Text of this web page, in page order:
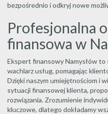
bezpośrednio i odkryj nowe
Profesjonalna
finansowa w
Ekspert finansowy Namysłów
wachlarz usług, pomagając
Dzięki naszym umiejętnościom i
sytuacji finansowej klienta,
rozwiązania. Zrozumienie
kluczowe, dlatego dokładamy